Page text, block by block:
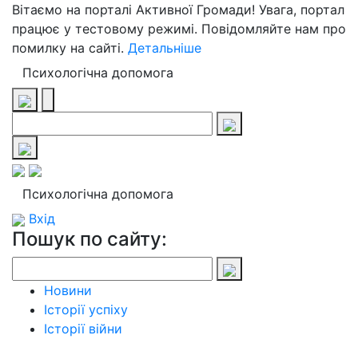
Вітаємо на порталі Активної Громади! Увага, портал
працює у тестовому режимі. Повідомляйте нам про
помилку на сайті. Детальніше
Психологічна допомога
Психологічна допомога
Вхід
Пошук по сайту:
Новини
Історії успіху
Історії війни